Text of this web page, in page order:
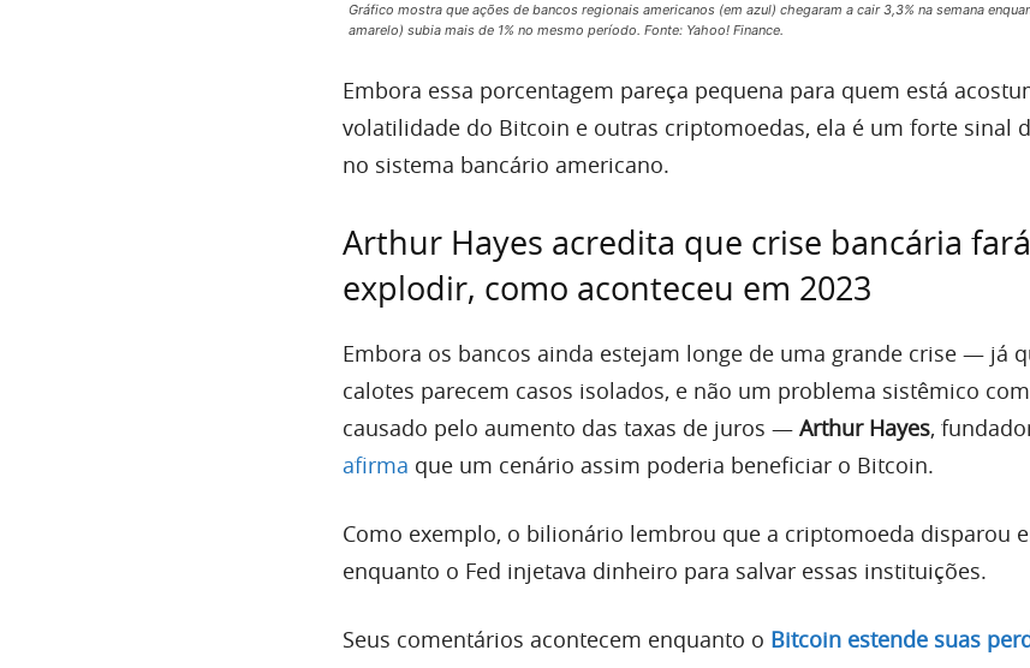
Gráfico mostra que ações de bancos regionais americanos (em azul) chegaram a cair 3,3% na semana
amarelo) subia mais de 1% no mesmo período. Fonte: Yahoo! Finance.
Embora essa porcentagem pareça pequena para quem está
volatilidade do Bitcoin e outras criptomoedas, ela é um forte sinal
no sistema bancário americano.
Arthur Hayes acredita que crise bancária
explodir, como aconteceu em 2023
Embora os bancos ainda estejam longe de uma grande crise — já
calotes parecem casos isolados, e não um problema sistêmico
causado pelo aumento das taxas de juros — Arthur Hayes,
afirma que um cenário assim poderia beneficiar o Bitcoin.
Como exemplo, o bilionário lembrou que a criptomoeda disparou
enquanto o Fed injetava dinheiro para salvar essas instituições.
Seus comentários acontecem enquanto o Bitcoin estende suas